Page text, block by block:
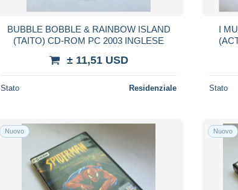
BUBBLE BOBBLE & RAINBOW ISLAND
(TAITO) CD-ROM PC 2003 INGLESE
± 11,51 USD
Stato Residenziale
I
Stato
Nuovo Nuovo